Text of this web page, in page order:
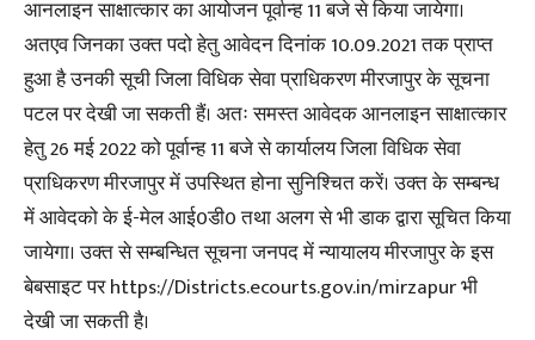
आनलाइन साक्षात्कार का आयोजन पूर्वान्ह 11 बजे से किया जायेगा।
अतएव जिनका उक्त पदो हेतु आवेदन दिनांक 10.09.2021 तक प्राप्त
हुआ है उनकी सूची जिला विधिक सेवा प्राधिकरण मीरजापुर के सूचना
पटल पर देखी जा सकती हैं। अतः समस्त आवेदक आनलाइन साक्षात्कार
हेतु 26 मई 2022 को पूर्वान्ह 11 बजे से कार्यालय जिला विधिक सेवा
प्राधिकरण मीरजापुर में उपस्थित होना सुनिश्चित करें। उक्त के सम्बन्ध
में आवेदको के ई-मेल आई0डी0 तथा अलग से भी डाक द्वारा सूचित किया
जायेगा। उक्त से सम्बन्धित सूचना जनपद में न्यायालय मीरजापुर के इस
बेबसाइट पर https://Districts.ecourts.gov.in/mirzapur भी
देखी जा सकती है।